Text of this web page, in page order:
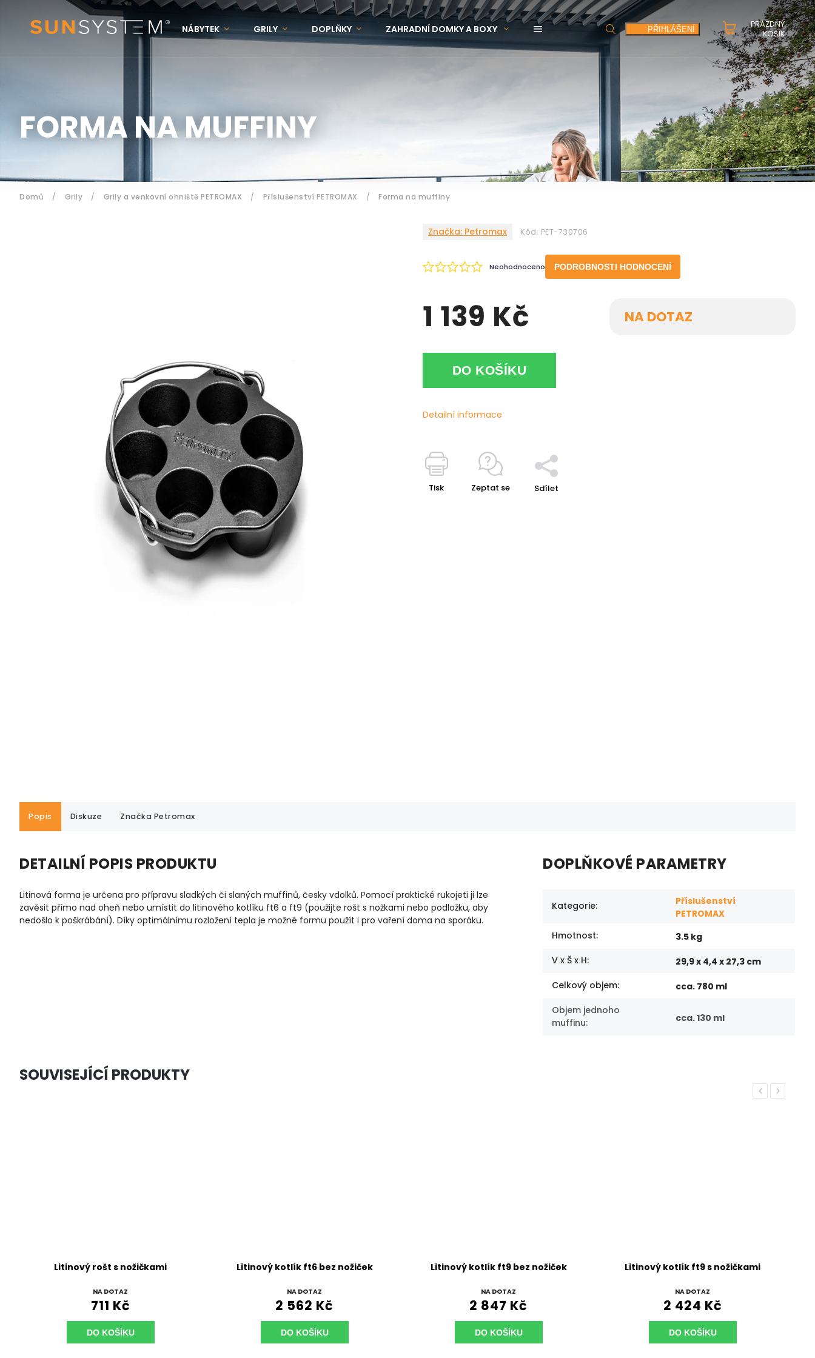
HLEDAT
PRÁZDNÝ
KOŠÍK
PŘIHLÁŠENÍ
NÁBYTEK GRILY DOPLŇKY ZAHRADNÍ DOMKY A BOXY
FORMA NA MUFFINY
Domů / Grily / Grily a venkovní ohniště PETROMAX / Příslušenství PETROMAX / Forma na muffiny
Značka: Petromax Kód: PET-730706
Neohodnoceno PODROBNOSTI HODNOCENÍ
1 139 Kč NA DOTAZ
DO KOŠÍKU
Detailní informace
Tisk Zeptat se Sdílet
Popis Diskuze Značka Petromax
DETAILNÍ POPIS PRODUKTU
Litinová forma je určena pro přípravu sladkých či slaných muffinů, česky vdolků. Pomocí praktické rukojeti ji lze
zavěsit přímo nad oheň nebo umístit do litinového kotlíku ft6 a ft9 (použijte rošt s nožkami nebo podložku, aby
nedošlo k poškrábání). Díky optimálnímu rozložení tepla je možné formu použít i pro vaření doma na sporáku.
DOPLŇKOVÉ PARAMETRY
Kategorie:
Příslušenství
PETROMAX
Hmotnost:
3.5 kg
V x Š x H:
29,9 x 4,4 x 27,3 cm
Celkový objem:
cca. 780 ml
Objem jednoho
muffinu: cca. 130 ml
SOUVISEJÍCÍ PRODUKTY
Previous
Litinový rošt s nožičkami
NA DOTAZ
711 Kč
DO KOŠÍKU
Litinový kotlík ft6 bez nožiček
NA DOTAZ
2 562 Kč
DO KOŠÍKU
Litinový kotlík ft9 bez nožiček
NA DOTAZ
2 847 Kč
DO KOŠÍKU
Litinový kotlík ft9 s nožičkami
NA DOTAZ
2 424 Kč
DO KOŠÍKU
Next